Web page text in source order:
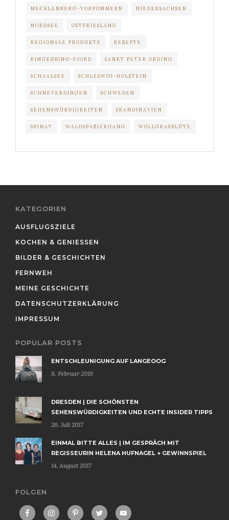
MECKLENBURG-VORPOMMERN NIEDERSACHSEN
NORDSEE OSTFRIESLAND
REGIONALE PRODUKTE REZEPTE
RINGKØBING-FJORD SANKT PETER ORDING
SCHAALSEE SCHLESWIG-HOLSTEIN
SCHNEVERDINGEN SCHWEDEN
SEHENSWÜRDIGKEITEN SKANDINAVIEN
SPINAT WALDSPAZIERGANG WOLLGRASBLÜTE
KATEGORIEN
AUSFLUGSZIELE
KOCHEN & GENIESSEN
BILDER & GESCHICHTEN
FERNWEH
MEINE GESCHICHTE
DATENSCHUTZERKLÄRUNG
IMPRESSUM
POPULAR POSTS
ENTSCHLEUNIGUNG AUF LANGEOOG
8. Februar 2019
DRESDEN | DIE SCHÖNSTEN
SEHENSWÜRDIGKEITEN UND ECHTE INSIDER TIPPS
26. Juli 2017
EINMAL BITTE ALLES | IM GESPRÄCH MIT
REGISSEURIN HELENA HUFNAGEL + GEWINNSPIEL
14. August 2017
FOLGEN